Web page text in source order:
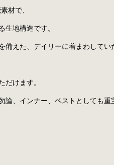
材で、
生地構造です。
えた、デイリーに着まわしてい
だけます。
、インナー、ベストとしても重